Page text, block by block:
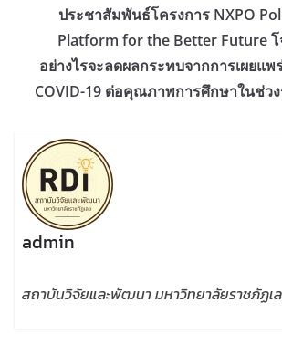
ประชาสัมพันธ์โครงการ NXPO
Platform for the Better Future
อย่างไรจะลดผลกระทบจากการเผยแ
COVID-19 ต่อคุณภาพการศึกษาในช่ว
admin
สถาบันวิจัยและพัฒนา มหาวิทยาลัยราชภัฏเ